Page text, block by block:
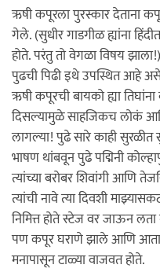
ऋषी कपूरला पुरस्कार देताना
गेले. (सुधीर गाडगीळ ह्यांना
होते. परंतु तो वेगळा विषय
पुढची पिढी इथे उपस्थित आहे
ऋषी कपूरची बायको ह्या
दिसल्यामुळे साहजिकच लोकं
लागल्या! पुढे सारे काही
भाषण थांबवून पुढे पद्मिनी
त्यांच्या बरोबर शिवांगी आणि
त्यांची नावे त्या दिवशी
निमित्त होते स्टेज वर जाऊन
पण कपूर घराणे झाले आणि आता
मनापासून टाळ्या वाजवत होते.